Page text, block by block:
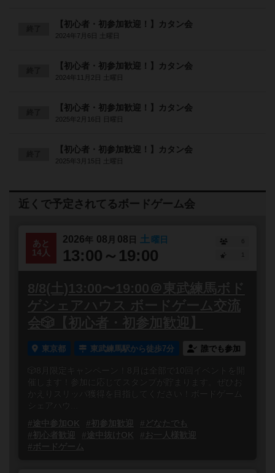
【初心者・初参加歓迎！】カタン会
2024年7月6日 土曜日
【初心者・初参加歓迎！】カタン会
2024年11月2日 土曜日
【初心者・初参加歓迎！】カタン会
2025年2月16日 日曜日
【初心者・初参加歓迎！】カタン会
2025年3月15日 土曜日
近くで予定されてるボードゲーム会
あと
14人
2026年 08 月 08 日 土 曜日
13:00～19:00
6
1
8/8(土)13:00〜19:00＠東武練馬ボド
ゲシェアハウス ボードゲーム交流
会🎲【初心者・初参加歓迎】
東京都 東武練馬駅から徒歩7分 誰でも参加
🎲8月限定キャンペーン！8月は全部で10回イベントを開
催します！参加に応じてスタンプが貯まります。ぜひお
かえりスリッパ獲得を目指してください！ボードゲーム
シェアハウ...
#途中参加OK
#初参加歓迎
#どなたでも
#初心者歓迎
#途中抜けOK
#お一人様歓迎
#ボードゲーム